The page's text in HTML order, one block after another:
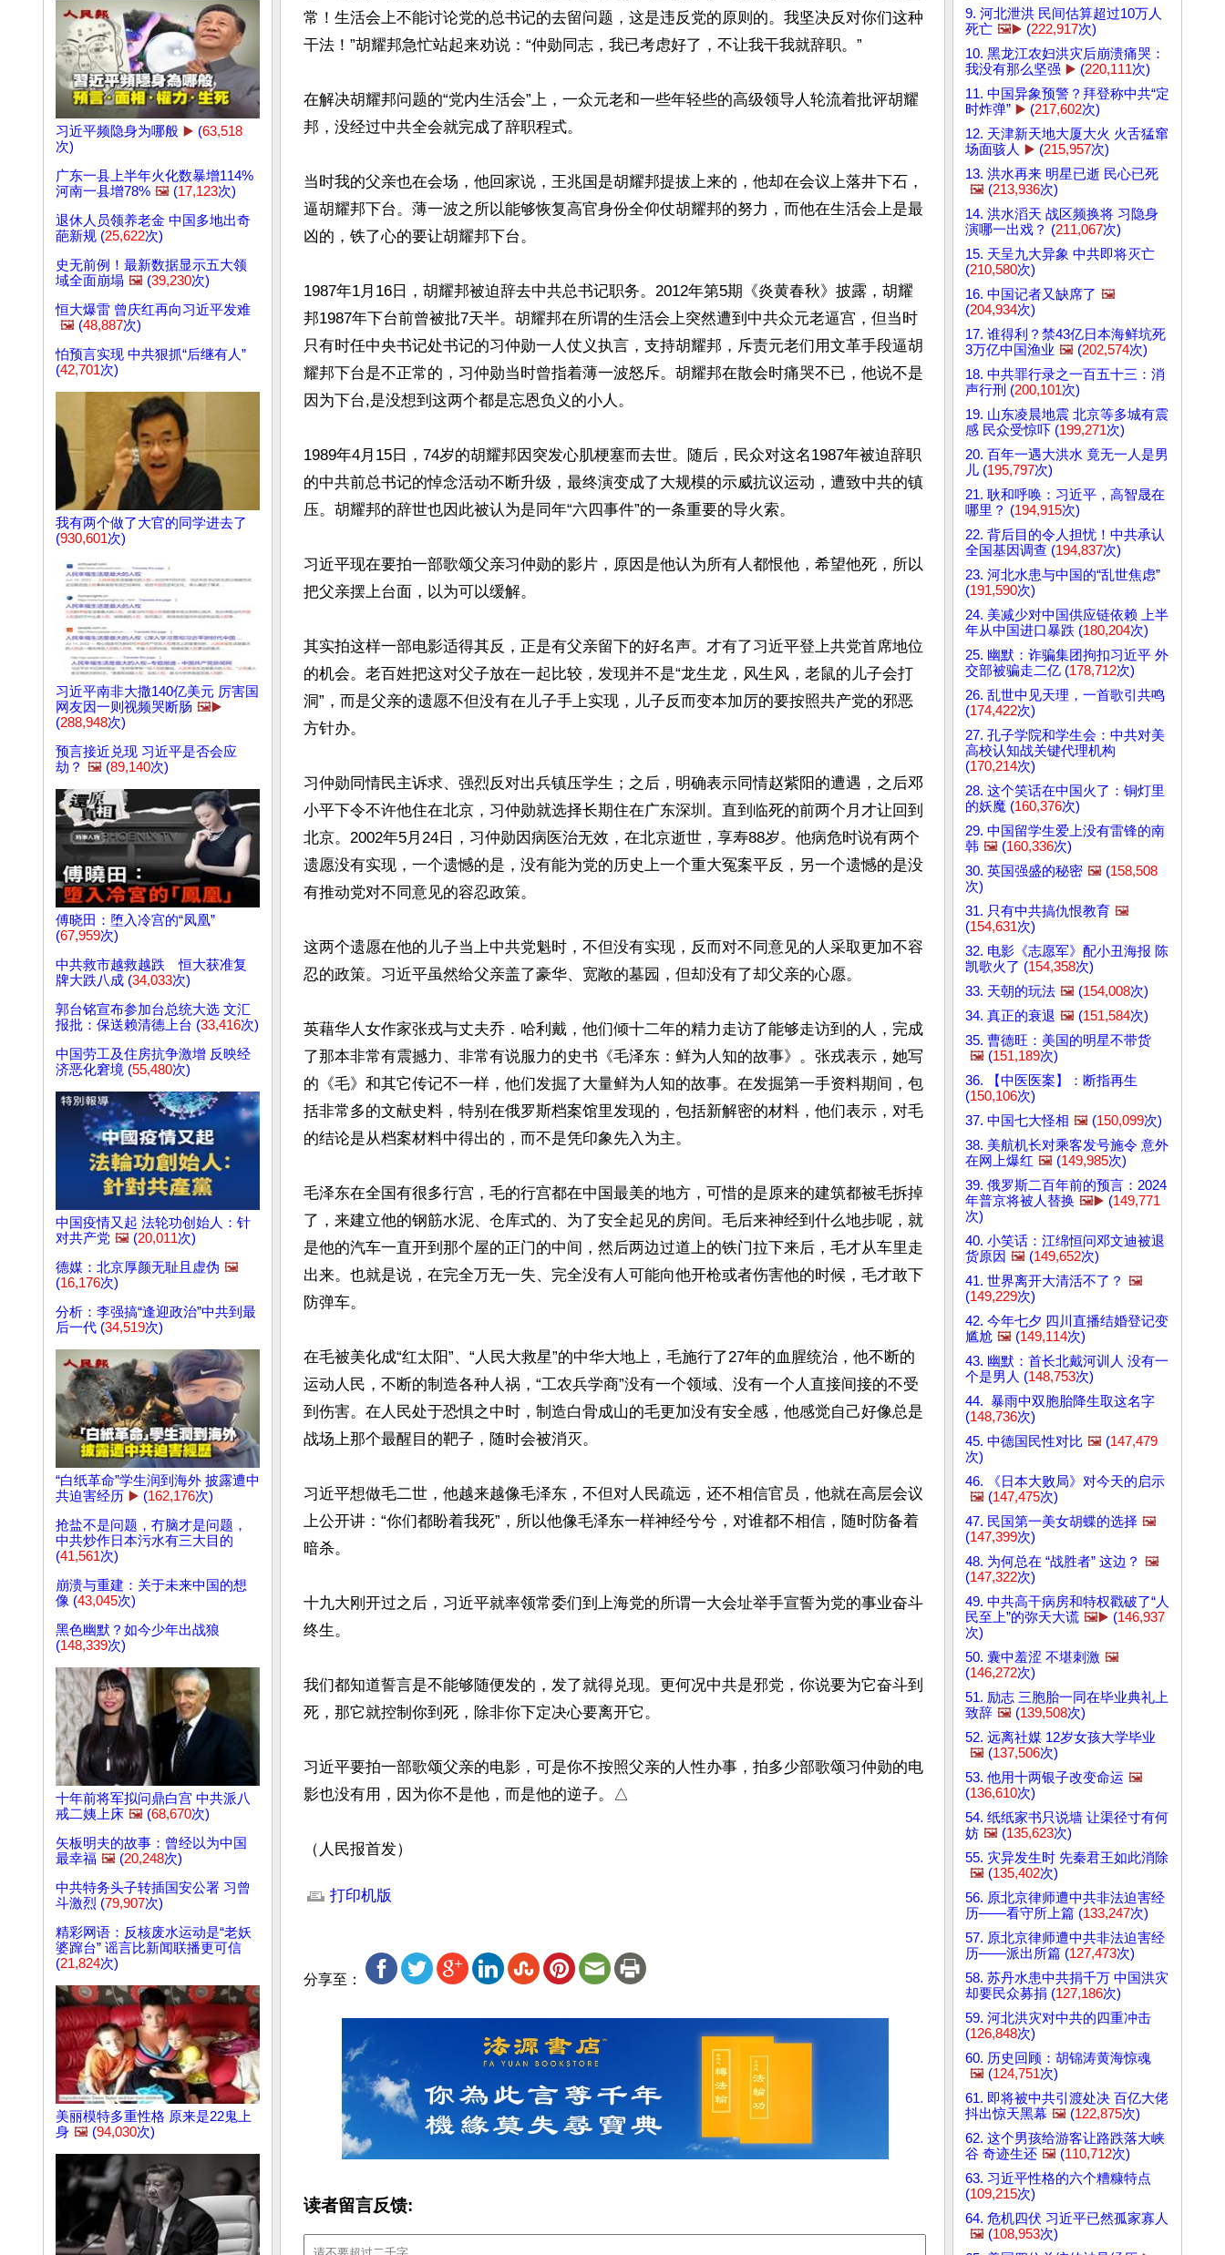
习近平频隐身为哪般 ▶️ (63,518
次)
广东一县上半年火化数暴增114%
河南一县增78% 🖼️ (17,123次)
退休人员领养老金 中国多地出奇
葩新规 (25,622次)
史无前例！最新数据显示五大领
域全面崩塌 🖼️ (39,230次)
恒大爆雷 曾庆红再向习近平发难
🖼️ (48,887次)
怕预言实现 中共狠抓“后继有人”
(42,701次)
我有两个做了大官的同学进去了
(930,601次)
习近平南非大撒140亿美元 厉害国
网友因一则视频哭断肠 🖼️▶️
(288,948次)
预言接近兑现 习近平是否会应
劫？ 🖼️ (89,140次)
傅晓田：堕入冷宫的“凤凰”
(67,959次)
中共救市越救越跌 恒大获准复
牌大跌八成 (34,033次)
郭台铭宣布参加台总统大选 文汇
报批：保送赖清德上台 (33,416次)
中国劳工及住房抗争激增 反映经
济恶化窘境 (55,480次)
中国疫情又起 法轮功创始人：针
对共产党 🖼️ (20,011次)
德媒：北京厚颜无耻且虚伪 🖼️
(16,176次)
分析：李强搞“逢迎政治”中共到最
后一代 (34,519次)
“白纸革命”学生润到海外 披露遭中
共迫害经历 ▶️ (162,176次)
抢盐不是问题，冇脑才是问题，
中共炒作日本污水有三大目的
(41,561次)
崩溃与重建：关于未来中国的想
像 (43,045次)
黑色幽默？如今少年出战狼
(148,339次)
十年前将军拟问鼎白宫 中共派八
戒二姨上床 🖼️ (68,670次)
矢板明夫的故事：曾经以为中国
最幸福 🖼️ (20,248次)
中共特务头子转插国安公署 习曾
斗激烈 (79,907次)
精彩网语：反核废水运动是“老妖
婆蹿台” 谣言比新闻联播更可信
(21,824次)
美丽模特多重性格 原来是22鬼上
身 🖼️ (94,030次)
常！生活会上不能讨论党的总书记的去留问题，这是违反党的原则的。我坚决反对你们这种
干法！”胡耀邦急忙站起来劝说：“仲勋同志，我已考虑好了，不让我干我就辞职。”
在解决胡耀邦问题的“党内生活会”上，一众元老和一些年轻些的高级领导人轮流着批评胡耀
邦，没经过中共全会就完成了辞职程式。
当时我的父亲也在会场，他回家说，王兆国是胡耀邦提拔上来的，他却在会议上落井下石，
逼胡耀邦下台。薄一波之所以能够恢复高官身份全仰仗胡耀邦的努力，而他在生活会上是最
凶的，铁了心的要让胡耀邦下台。
1987年1月16日，胡耀邦被迫辞去中共总书记职务。2012年第5期《炎黄春秋》披露，胡耀
邦1987年下台前曾被批7天半。胡耀邦在所谓的生活会上突然遭到中共众元老逼宫，但当时
只有时任中央书记处书记的习仲勋一人仗义执言，支持胡耀邦，斥责元老们用文革手段逼胡
耀邦下台是不正常的，习仲勋当时曾指着薄一波怒斥。胡耀邦在散会时痛哭不已，他说不是
因为下台,是没想到这两个都是忘恩负义的小人。
1989年4月15日，74岁的胡耀邦因突发心肌梗塞而去世。随后，民众对这名1987年被迫辞职
的中共前总书记的悼念活动不断升级，最终演变成了大规模的示威抗议运动，遭致中共的镇
压。胡耀邦的辞世也因此被认为是同年“六四事件”的一条重要的导火索。
习近平现在要拍一部歌颂父亲习仲勋的影片，原因是他认为所有人都恨他，希望他死，所以
把父亲摆上台面，以为可以缓解。
其实拍这样一部电影适得其反，正是有父亲留下的好名声。才有了习近平登上共党首席地位
的机会。老百姓把这对父子放在一起比较，发现并不是“龙生龙，风生风，老鼠的儿子会打
洞”，而是父亲的遗愿不但没有在儿子手上实现，儿子反而变本加厉的要按照共产党的邪恶
方针办。
习仲勋同情民主诉求、强烈反对出兵镇压学生；之后，明确表示同情赵紫阳的遭遇，之后邓
小平下令不许他住在北京，习仲勋就选择长期住在广东深圳。直到临死的前两个月才让回到
北京。2002年5月24日，习仲勋因病医治无效，在北京逝世，享寿88岁。他病危时说有两个
遗愿没有实现，一个遗憾的是，没有能为党的历史上一个重大冤案平反，另一个遗憾的是没
有推动党对不同意见的容忍政策。
这两个遗愿在他的儿子当上中共党魁时，不但没有实现，反而对不同意见的人采取更加不容
忍的政策。习近平虽然给父亲盖了豪华、宽敞的墓园，但却没有了却父亲的心愿。
英藉华人女作家张戎与丈夫乔．哈利戴，他们倾十二年的精力走访了能够走访到的人，完成
了那本非常有震撼力、非常有说服力的史书《毛泽东：鲜为人知的故事》。张戎表示，她写
的《毛》和其它传记不一样，他们发掘了大量鲜为人知的故事。在发掘第一手资料期间，包
括非常多的文献史料，特别在俄罗斯档案馆里发现的，包括新解密的材料，他们表示，对毛
的结论是从档案材料中得出的，而不是凭印象先入为主。
毛泽东在全国有很多行宫，毛的行宫都在中国最美的地方，可惜的是原来的建筑都被毛拆掉
了，来建立他的钢筋水泥、仓库式的、为了安全起见的房间。毛后来神经到什么地步呢，就
是他的汽车一直开到那个屋的正门的中间，然后两边过道上的铁门拉下来后，毛才从车里走
出来。也就是说，在完全万无一失、完全没有人可能向他开枪或者伤害他的时候，毛才敢下
防弹车。
在毛被美化成“红太阳”、“人民大救星”的中华大地上，毛施行了27年的血腥统治，他不断的
运动人民，不断的制造各种人祸，“工农兵学商”没有一个领域、没有一个人直接间接的不受
到伤害。在人民处于恐惧之中时，制造白骨成山的毛更加没有安全感，他感觉自己好像总是
战场上那个最醒目的靶子，随时会被消灭。
习近平想做毛二世，他越来越像毛泽东，不但对人民疏远，还不相信官员，他就在高层会议
上公开讲：“你们都盼着我死”，所以他像毛泽东一样神经兮兮，对谁都不相信，随时防备着
暗杀。
十九大刚开过之后，习近平就率领常委们到上海党的所谓一大会址举手宣誓为党的事业奋斗
终生。
我们都知道誓言是不能够随便发的，发了就得兑现。更何况中共是邪党，你说要为它奋斗到
死，那它就控制你到死，除非你下定决心要离开它。
习近平要拍一部歌颂父亲的电影，可是你不按照父亲的人性办事，拍多少部歌颂习仲勋的电
影也没有用，因为你不是他，而是他的逆子。△
（人民报首发）
打印机版
分享至：
读者留言反馈:
9. 河北泄洪 民间估算超过10万人
死亡 🖼️▶️ (222,917次)
10. 黑龙江农妇洪灾后崩溃痛哭：
我没有那么坚强 ▶️ (220,111次)
11. 中国异象预警？拜登称中共“定
时炸弹” ▶️ (217,602次)
12. 天津新天地大厦大火 火舌猛窜
场面骇人 ▶️ (215,957次)
13. 洪水再来 明星已逝 民心已死
🖼️ (213,936次)
14. 洪水滔天 战区频换将 习隐身
演哪一出戏？ (211,067次)
15. 天呈九大异象 中共即将灭亡
(210,580次)
16. 中国记者又缺席了 🖼️
(204,934次)
17. 谁得利？禁43亿日本海鲜坑死
3万亿中国渔业 🖼️ (202,574次)
18. 中共罪行录之一百五十三：消
声行刑 (200,101次)
19. 山东凌晨地震 北京等多城有震
感 民众受惊吓 (199,271次)
20. 百年一遇大洪水 竟无一人是男
儿 (195,797次)
21. 耿和呼唤：习近平，高智晟在
哪里？ (194,915次)
22. 背后目的令人担忧！中共承认
全国基因调查 (194,837次)
23. 河北水患与中国的“乱世焦虑”
(191,590次)
24. 美减少对中国供应链依赖 上半
年从中国进口暴跌 (180,204次)
25. 幽默：诈骗集团拘扣习近平 外
交部被骗走二亿 (178,712次)
26. 乱世中见天理，一首歌引共鸣
(174,422次)
27. 孔子学院和学生会：中共对美
高校认知战关键代理机构
(170,214次)
28. 这个笑话在中国火了：铜灯里
的妖魔 (160,376次)
29. 中国留学生爱上没有雷锋的南
韩 🖼️ (160,336次)
30. 英国强盛的秘密 🖼️ (158,508
次)
31. 只有中共搞仇恨教育 🖼️
(154,631次)
32. 电影《志愿军》配小丑海报 陈
凯歌火了 (154,358次)
33. 天朝的玩法 🖼️ (154,008次)
34. 真正的衰退 🖼️ (151,584次)
35. 曹德旺：美国的明星不带货
🖼️ (151,189次)
36. 【中医医案】：断指再生
(150,106次)
37. 中国七大怪相 🖼️ (150,099次)
38. 美航机长对乘客发号施令 意外
在网上爆红 🖼️ (149,985次)
39. 俄罗斯二百年前的预言：2024
年普京将被人替换 🖼️▶️ (149,771
次)
40. 小笑话：江绵恒问邓文迪被退
货原因 🖼️ (149,652次)
41. 世界离开大清活不了？ 🖼️
(149,229次)
42. 今年七夕 四川直播结婚登记变
尴尬 🖼️ (149,114次)
43. 幽默：首长北戴河训人 没有一
个是男人 (148,753次)
44. 暴雨中双胞胎降生取这名字
(148,736次)
45. 中德国民性对比 🖼️ (147,479
次)
46. 《日本大败局》对今天的启示
🖼️ (147,475次)
47. 民国第一美女胡蝶的选择 🖼️
(147,399次)
48. 为何总在 “战胜者” 这边？ 🖼️
(147,322次)
49. 中共高干病房和特权戳破了“人
民至上”的弥天大谎 🖼️▶️ (146,937
次)
50. 囊中羞涩 不堪刺激 🖼️
(146,272次)
51. 励志 三胞胎一同在毕业典礼上
致辞 🖼️ (139,508次)
52. 远离社媒 12岁女孩大学毕业
🖼️ (137,506次)
53. 他用十两银子改变命运 🖼️
(136,610次)
54. 纸纸家书只说墙 让渠径寸有何
妨 🖼️ (135,623次)
55. 灾异发生时 先秦君王如此消除
🖼️ (135,402次)
56. 原北京律师遭中共非法迫害经
历——看守所上篇 (133,247次)
57. 原北京律师遭中共非法迫害经
历——派出所篇 (127,473次)
58. 苏丹水患中共捐千万 中国洪灾
却要民众募捐 (127,186次)
59. 河北洪灾对中共的四重冲击
(126,848次)
60. 历史回顾：胡锦涛黄海惊魂
🖼️ (124,751次)
61. 即将被中共引渡处决 百亿大佬
抖出惊天黑幕 🖼️ (122,875次)
62. 这个男孩给游客让路跌落大峡
谷 奇迹生还 🖼️ (110,712次)
63. 习近平性格的六个糟糠特点
(109,215次)
64. 危机四伏 习近平已然孤家寡人
🖼️ (108,953次)